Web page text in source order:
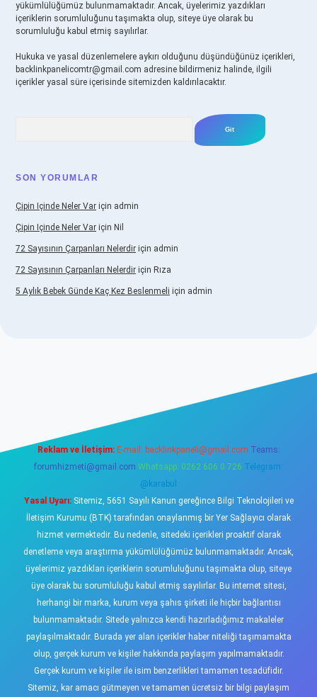
yükümlülüğümüz bulunmamaktadır. Ancak, üyelerimiz yazdıkları
içeriklerin sorumluluğunu taşımakta olup, siteye üye olarak bu
sorumluluğu kabul etmiş sayılırlar.
Hukuka ve yasal düzenlemelere aykırı olduğunu düşündüğünüz içerikleri,
backlinkpanelicomtr@gmail.com adresine bildirmeniz halinde, ilgili
içerikler yasal süre içerisinde sitemizden kaldırılacaktır.
SON YORUMLAR
Çipin Içinde Neler Var için admin
Çipin Içinde Neler Var için Nil
72 Sayısının Çarpanları Nelerdir için admin
72 Sayısının Çarpanları Nelerdir için Rıza
5 Aylık Bebek Günde Kaç Kez Beslenmeli için admin
Reklam ve İletişim: E-mail: backlinkpaneli@gmail.com Teams:
forumhizmeti@gmail.com Whatsapp: 0262 606 0 726 Telegram:
@karabul
Yasal Uyarı:Sitemiz, 5651 Sayılı Kanun gereğince Bilgi Teknolojileri ve
İletişim Kurumu (BTK) tarafından onaylanmış bir Yer Sağlayıcı olarak
hizmet vermektedir. Bu nedenle, sitedeki içerikleri proaktif olarak
denetleme veya araştırma yükümlülüğümüz bulunmamaktadır. Ancak,
üyelerimiz yazdıkları içeriklerin sorumluluğunu taşımakta olup, siteye
üye olarak bu sorumluluğu kabul etmiş sayılırlar. Bu internet sitesi,
herhangi bir marka, kurum veya şahıs şirketi ile hiçbir bağlantısı
bulunmamaktadır. Sitede yalnızca kendi hazırladığımız makaleler
paylaşılmaktadır. Burada yer alan içerikler haber niteliği taşımamakta
olup, gerçek kurum ve kişiler hakkında paylaşım yapılmamaktadır.
Gerçek kurum ve kişiler ile isim benzerlikleri tamamen tesadüfidir.
Sitemiz, kar amacı gütmeyen ve tamamen ücretsiz bir bilgi paylaşım